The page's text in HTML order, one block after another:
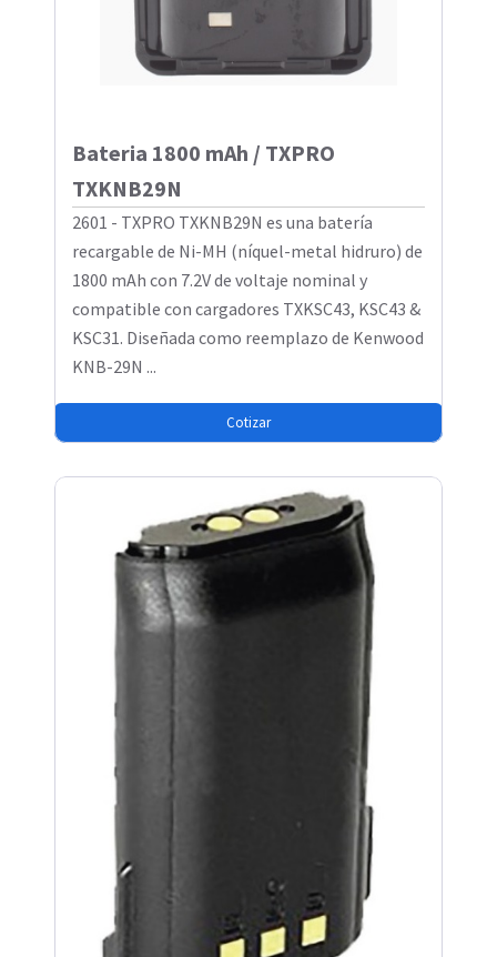
Bateria 1800 mAh / TXPRO
TXKNB29N
2601 - TXPRO TXKNB29N es una batería
recargable de Ni-MH (níquel-metal hidruro) de
1800 mAh con 7.2V de voltaje nominal y
compatible con cargadores TXKSC43, KSC43 &
KSC31. Diseñada como reemplazo de Kenwood
KNB-29N ...
Cotizar